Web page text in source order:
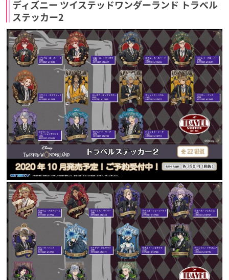
ディズニー ツイステッドワンダーランド トラベル
ステッカー2